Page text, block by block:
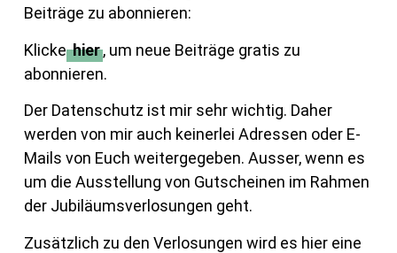
Beiträge zu abonnieren:
Klickehier, um neue Beiträge gratis zu
abonnieren.
Der Datenschutz ist mir sehr wichtig. Daher
werden von mir auch keinerlei Adressen oder E-
Mails von Euch weitergegeben. Ausser, wenn es
um die Ausstellung von Gutscheinen im Rahmen
der Jubiläumsverlosungen geht.
Zusätzlich zu den Verlosungen wird es hier eine